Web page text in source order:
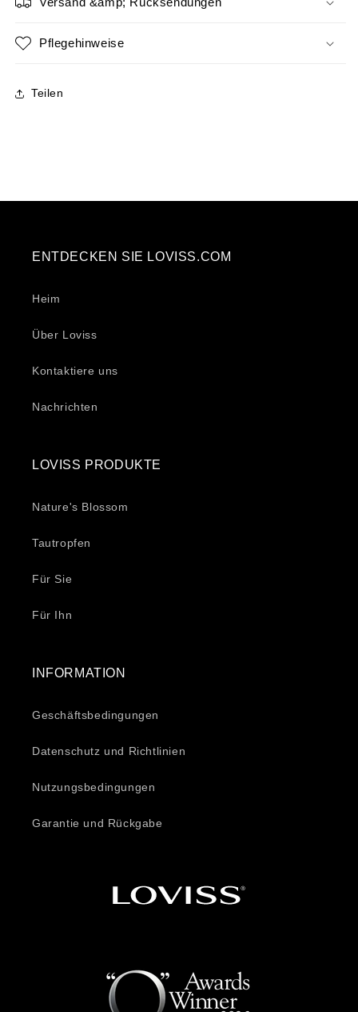
Pflegehinweise
Teilen
ENTDECKEN SIE LOVISS.COM
Heim
Über Loviss
Kontaktiere uns
Nachrichten
LOVISS PRODUKTE
Nature's Blossom
Tautropfen
Für Sie
Für Ihn
INFORMATION
Geschäftsbedingungen
Datenschutz und Richtlinien
Nutzungsbedingungen
Garantie und Rückgabe